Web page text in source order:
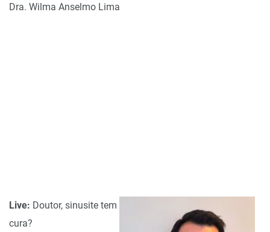
Dra. Wilma Anselmo Lima
Live: Doutor, sinusite tem
cura?